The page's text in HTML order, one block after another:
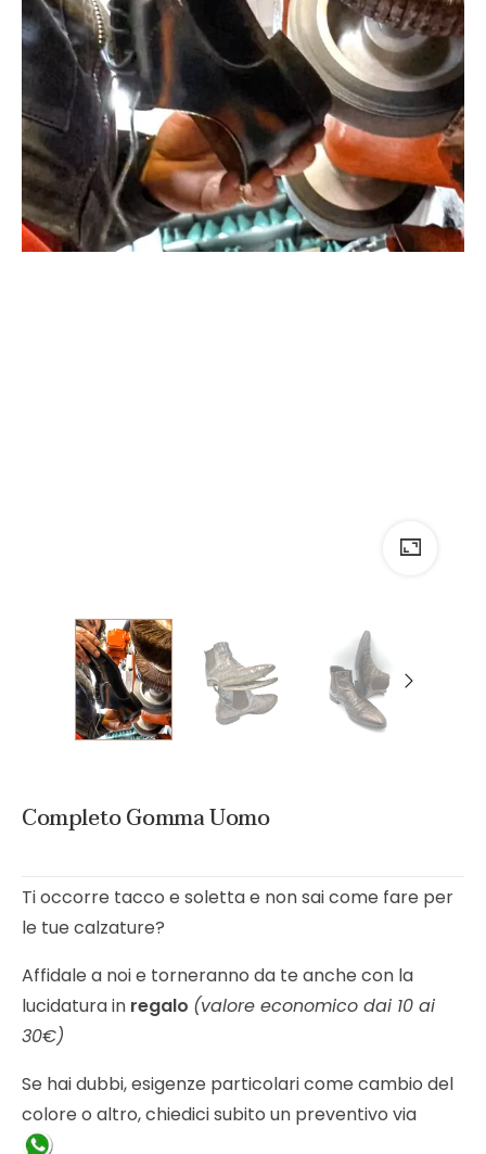
Completo Gomma Uomo
Ti occorre tacco e soletta e non sai come fare per
le tue calzature?
Affidale a noi e torneranno da te anche con la
lucidatura in regalo (valore economico dai 10 ai
30€)
Se hai dubbi, esigenze particolari come cambio del
colore o altro, chiedici subito un preventivo via